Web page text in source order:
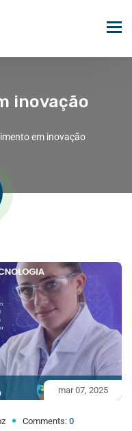
inovação
em inovação
mar 07, 2025
Comments: 0